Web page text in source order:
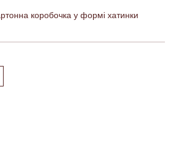
коробочка у формі хатинки